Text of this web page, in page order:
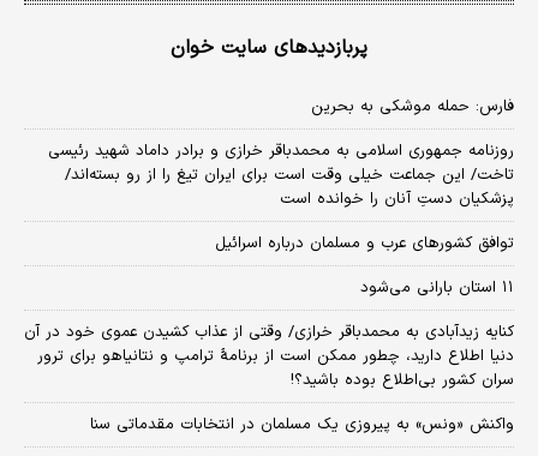
پربازدیدهای سایت خوان
فارس: حمله موشکی به بحرین
روزنامه جمهوری اسلامی به محمدباقر خرازی و برادر داماد شهید رئیسی
تاخت/ این جماعت خیلی وقت است برای ایران تیغ را از رو بسته‌اند/
پزشکیان دستِ آنان را خوانده است
توافق کشورهای عرب و مسلمان درباره اسرائیل
۱۱ استان بارانی می‌شود
کنایه زیدآبادی به محمدباقر خرازی/ وقتی از عذاب کشیدن عموی خود در آن
دنیا اطلاع دارید، چطور ممکن است از برنامهٔ ترامپ و نتانیاهو برای ترور
سران کشور بی‌اطلاع بوده باشید؟!
واکنش «ونس» به پیروزی یک مسلمان در انتخابات مقدماتی سنا